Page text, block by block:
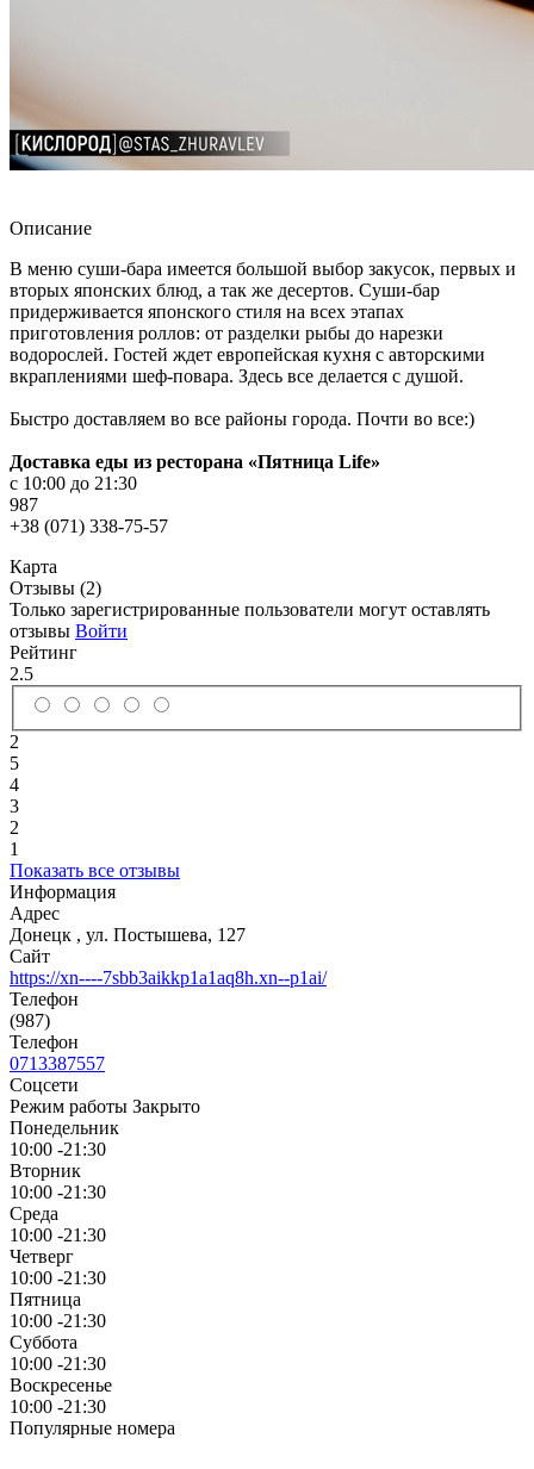
Описание
В меню суши-бара имеется большой выбор закусок, первых и
вторых японских блюд, а так же десертов. Суши-бар
придерживается японского стиля на всех этапах
приготовления роллов: от разделки рыбы до нарезки
водорослей. Гостей ждет европейская кухня с авторскими
вкраплениями шеф-повара. Здесь все делается с душой.
Быстро доставляем во все районы города. Почти во все:)
Доставка еды из ресторана «Пятница Life»
с 10:00 до 21:30
987
+38 (071) 338-75-57
Карта
Отзывы (2)
Только зарегистрированные пользователи могут оставлять
отзывы Войти
Рейтинг
2.5
2
5
4
3
2
1
Показать все отзывы
Информация
Адрес
Донецк , ул. Постышева, 127
Сайт
https://xn----7sbb3aikkp1a1aq8h.xn--p1ai/
Телефон
(987)
Телефон
0713387557
Соцсети
Режим работы Закрыто
Понедельник
10:00 -21:30
Вторник
10:00 -21:30
Среда
10:00 -21:30
Четверг
10:00 -21:30
Пятница
10:00 -21:30
Суббота
10:00 -21:30
Воскресенье
10:00 -21:30
Популярные номера